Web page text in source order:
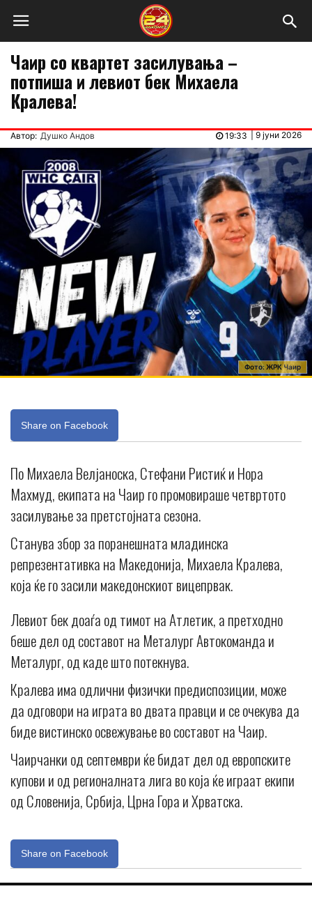
Чаир со квартет засилувања –
потпиша и левиот бек Михаела
Кралева!
Автор: Душко Андов 9 јуни 2026
19:33
Фото: ЖРК Чаир
Share on Facebook
По Михаела Велјаноска, Стефани Ристиќ и Нора
Махмуд, екипата на Чаир го промовираше четвртото
засилување за претстојната сезона.
Станува збор за поранешната младинска
репрезентативка на Македонија, Михаела Кралева,
која ќе го засили македонскиот вицепрвак.
Левиот бек доаѓа од тимот на Атлетик, а претходно
беше дел од составот на Металург Автокоманда и
Металург, од каде што потекнува.
Кралева има одлични физички предиспозиции, може
да одговори на играта во двата правци и се очекува да
биде вистинско освежување во составот на Чаир.
Чаирчанки од септември ќе бидат дел од европските
купови и од регионалната лига во која ќе играат екипи
од Словенија, Србија, Црна Гора и Хрватска.
Share on Facebook